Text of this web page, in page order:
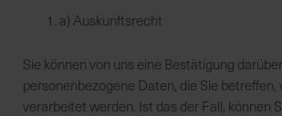
a) Auskunftsrecht
Sie können von uns eine Bestätigung
personenbezogene Daten, die Sie betreffen,
verarbeitet werden. Ist das der Fall, können